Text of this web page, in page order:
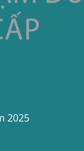
2025